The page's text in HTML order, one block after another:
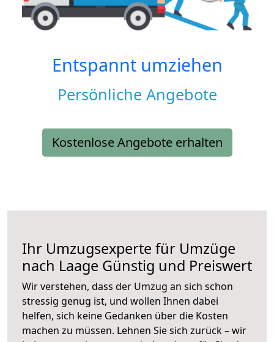
Entspannt umziehen
Persönliche Angebote
Kostenlose Angebote erhalten
Ihr Umzugsexperte für Umzüge
nach Laage Günstig und Preiswert
Wir verstehen, dass der Umzug an sich schon
stressig genug ist, und wollen Ihnen dabei
helfen, sich keine Gedanken über die Kosten
machen zu müssen. Lehnen Sie sich zurück – wir